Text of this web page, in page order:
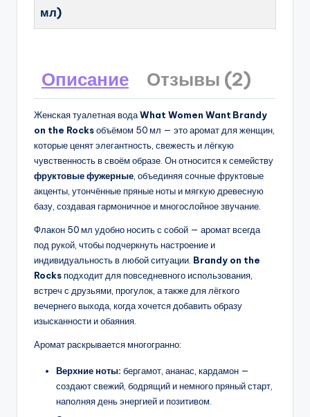
мл)
Описание Отзывы (2)
Женская туалетная водаWhat Women Want Brandy
on the Rocksобъёмом 50 мл — это аромат для женщин,
которые ценят элегантность, свежесть и лёгкую
чувственность в своём образе. Он относится к семейству
фруктовые фужерные , объединяя сочные фруктовые
акценты, утончённые пряные ноты и мягкую древесную
базу, создавая гармоничное и многослойное звучание.
Флакон 50 мл удобно носить с собой — аромат всегда
под рукой, чтобы подчеркнуть настроение и
индивидуальность в любой ситуации. Brandy on the
Rocksподходит для повседневного использования,
встреч с друзьями, прогулок, а также для лёгкого
вечернего выхода, когда хочется добавить образу
изысканности и обаяния.
Аромат раскрывается многогранно:
Верхние ноты: бергамот, ананас, кардамон —
создают свежий, бодрящий и немного пряный старт,
наполняя день энергией и позитивом.